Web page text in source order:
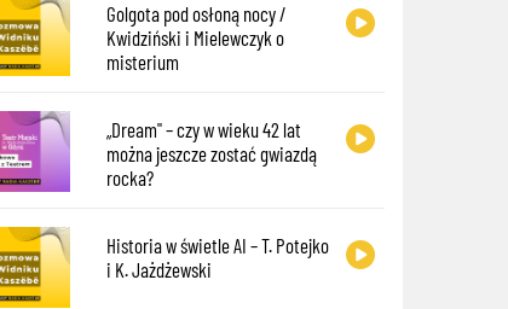
Golgota pod osłoną nocy /
Kwidziński i Mielewczyk o
misterium
„Dream" – czy w wieku 42 lat
można jeszcze zostać gwiazdą
rocka?
Historia w świetle AI – T. Potejko
i K. Jażdżewski